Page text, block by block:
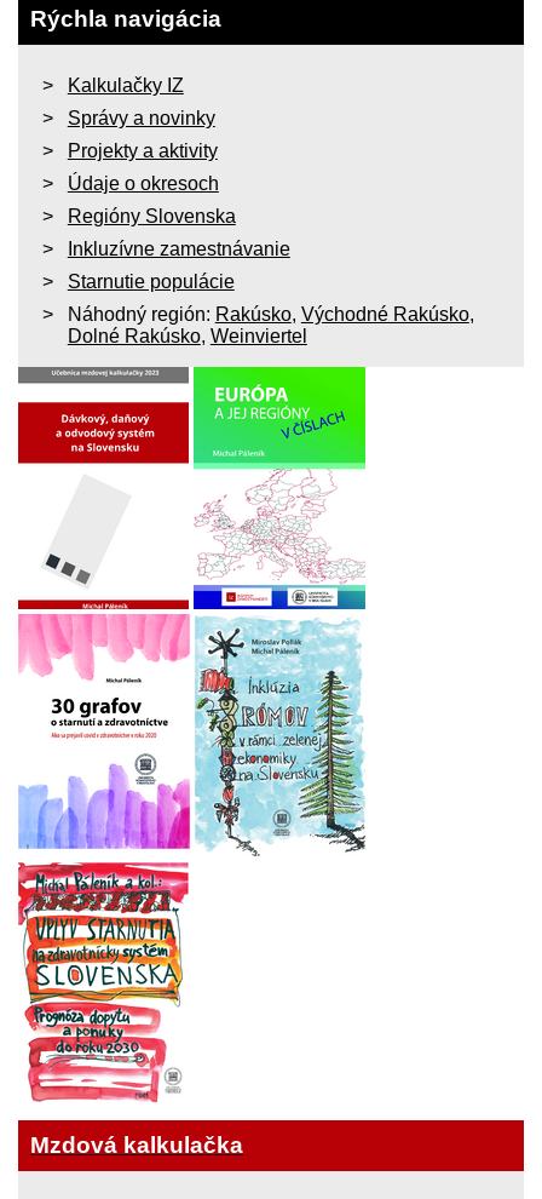
Rýchla navigácia
Kalkulačky IZ
Správy a novinky
Projekty a aktivity
Údaje o okresoch
Regióny Slovenska
Inkluzívne zamestnávanie
Starnutie populácie
Náhodný región: Rakúsko, Východné Rakúsko,
Dolné Rakúsko, Weinviertel
Mzdová kalkulačka